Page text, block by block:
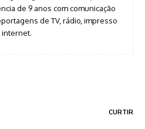
de 9 anos com comunicação
de TV, rádio, impresso
internet.
CURTIR